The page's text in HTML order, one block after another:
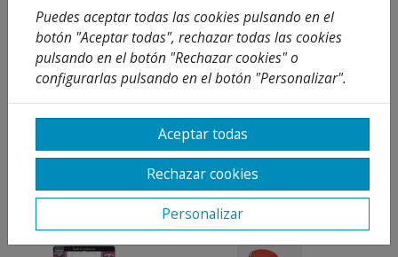
Grasa blanca de litio con PTFEde larga duracio?n
para la lubricacio?n de cadenas, cojinetes,
rodamientos, etc… Resistente al agua y alta
proteccio?n contra la oxidacio?n.Alta estabilidad te?
rmica (-35 oC a +200oC).
PRODUCTOSRELACIONADOS
Puedes aceptar todas las cookies pulsando en el
botón "Aceptar todas", rechazar todas las cookies
pulsando en el botón "Rechazar cookies" o
configurarlas pulsando en el botón "Personalizar".
Aceptar todas
Rechazar cookies
Personalizar